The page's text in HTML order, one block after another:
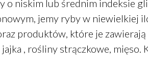
o niskim lub średnim indeksie
jemy ryby w niewielkiej
produktów, które je zawierają
, rośliny strączkowe, mięso.